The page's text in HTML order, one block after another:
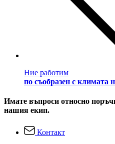
Ние работим
по съобразен с климата
Имате въпроси относно
нашия екип.
Контакт